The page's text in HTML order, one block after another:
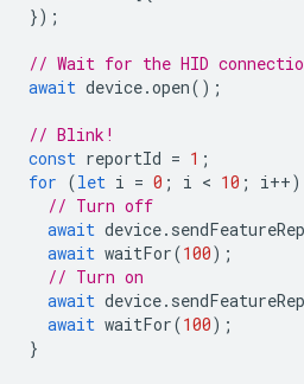
});
// Wait for the HID
await device.open();
// Blink!
const reportId = 1 ;
for (let i = 0 ; i < 10 ; i++)
// Turn off
await device.
await waitFor(100);
// Turn on
await device.
await waitFor(100);
}